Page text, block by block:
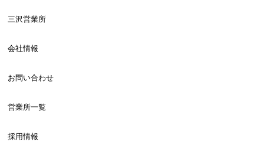
三沢営業所
会社情報
お問い合わせ
営業所一覧
採用情報